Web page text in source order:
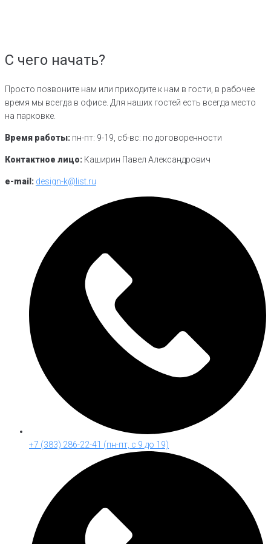
С чего начать?
Просто позвоните нам или приходите к нам в гости, в рабочее
время мы всегда в офисе. Для наших гостей есть всегда место
на парковке.
Время работы: пн-пт: 9-19, сб-вс: по договоренности
Контактное лицо: Каширин Павел Александрович
e-mail: design-k@list.ru
+7 (383) 286-22-41 (пн-пт, с 9 до 19)